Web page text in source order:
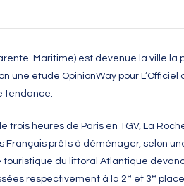
Maritime) est devenue la ville
une étude OpinionWay pour
tendance.
trois heures de Paris en TGV, La
Français prêts à déménager, selon
du littoral Atlantique
respectivement à la 2e et 3e